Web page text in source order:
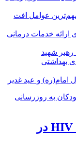
راهنمای مصرف داروهای HIV در